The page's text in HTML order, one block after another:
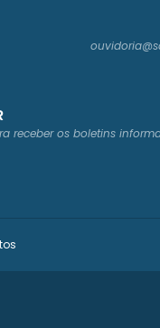
receber os boletins